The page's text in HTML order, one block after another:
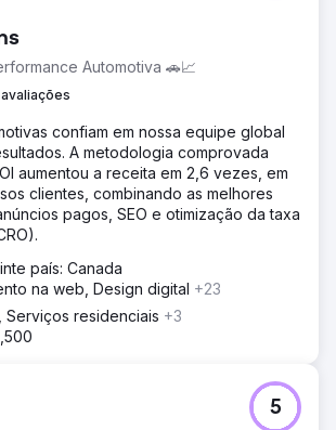
Automotiva 🚗📈
confiam em nossa equipe global
A metodologia comprovada
aumentou a receita em 2,6 vezes, em
clientes, combinando as melhores
pagos, SEO e otimização da taxa
país: Canada
na web, Design digital +23
Serviços residenciais +3
5